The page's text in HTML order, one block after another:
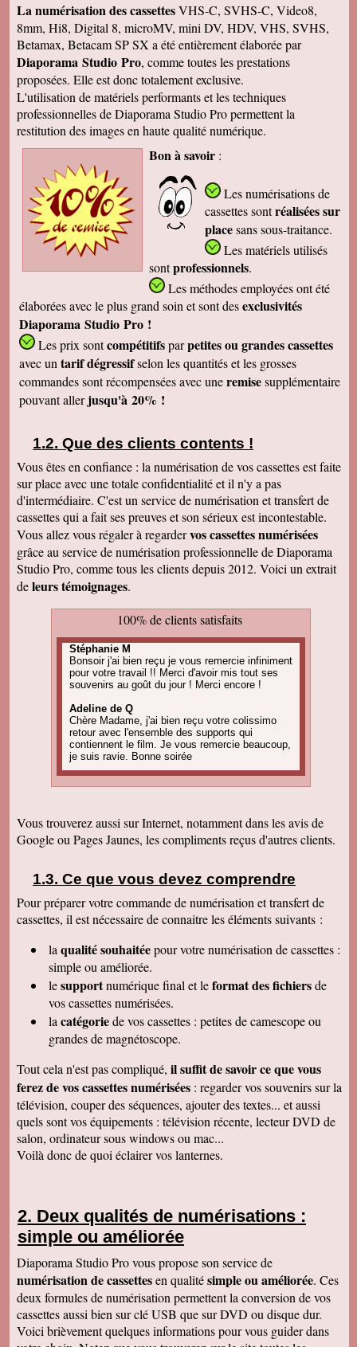
La numérisation des cassettesVHS-C, SVHS-C, Video8,
8mm, Hi8, Digital 8, microMV, mini DV, HDV, VHS, SVHS,
Betamax, Betacam SP SX a été entièrement élaborée par
Diaporama Studio Pro, comme toutes les prestations
proposées. Elle est donc totalement exclusive.
L'utilisation de matériels performants et les techniques
professionnelles de Diaporama Studio Pro permettent la
restitution des images en haute qualité numérique.
Bon à savoir :
Les numérisations de
cassettessontréalisées sur
placesans sous-traitance.
Les matériels utilisés
sontprofessionnels.
Les méthodes employéesont été
élaborées avec le plus grand soin et sont desexclusivités
Diaporama Studio Pro !
Les prix sontcompétitifsparpetitesou grandes cassettes
avec un tarif dégressifselon les quantités et les grosses
commandes sont récompensées avec uneremisesupplémentaire
pouvant allerjusqu'à 20% !
Que des clients contents !
Vous êtes en confiance : la numérisation de vos cassettes est faite
sur place avec une totale confidentialité et il n'y a pas
d'intermédiaire. C'est un service de numérisation et transfert de
cassettes qui a fait ses preuves et son sérieux est incontestable.
Vous allez vous régaler à regardervos cassettes numérisées
grâce au service de numérisation professionnelle de Diaporama
Studio Pro, comme tous les clients depuis 2012. Voici un extrait
deleurs témoignages.
100% de clients satisfaits
Stéphanie M
Bonsoir j'ai bien reçu je vous remercie infiniment
pour votre travail !! Merci d'avoir mis tout ses
souvenirs au goût du jour ! Merci encore !
Adeline de Q
Chère Madame, j'ai bien reçu votre colissimo
retour avec l'ensemble des supports qui
contiennent le film. Je vous remercie beaucoup,
je suis ravie. Bonne soirée
projets de commande, alors, sûrement à bientôt
! Cordialement
d'image est parfaite. Merci beaucoup
Nadine H
Bonjour, on a bien reçu le colis on vous
remercie beaucoup bonne journée
Christian R
Encore une belle expérience, comme la
première fois nous sommes ravis. Merci de
pouvoir nous faire revivre le passé Travail
raffiné, effectué consciencieusement , avec en
plus des délais et prix tout à fait corrects
À recommander sans hésitation
Les Alesiens
Bonjour, super ! Suite au super résultat de la
première cassette, mes grands-parents ont
décidé de toutes les faire pour pouvoir voir a
nouveau ces souvenirs sur la télé :)
Cordialement
Cécile M
Bonjour. Je viens de recevoir le colis et je suis
en train de regarder les films sur mon ordinateur.
Amandine L
Bonjour nous avons bien reçus les cassettes et
les vidéos sont supers ! Merci beaucoup
Cordialement,
Jean-Marie B
Colis bien reçu ça marche en direct sur la TV.
Merci beaucoup. Des amis vont vous contacter
de ma part. Bonne continuation
Alain L
Vous trouverez aussi sur Internet, notamment dans les avis de
Google ou Pages Jaunes, les compliments reçus d'autres clients.
Ce que vous devez comprendre
Pour préparer votre commande de numérisation et transfert de
cassettes, il est nécessaire de connaitre les éléments suivants :
la qualité souhaitéepour votre numérisation de cassettes :
simple ou améliorée.
lesupportnumérique final et leformat des fichiersde
vos cassettes numérisées.
la catégoriede vos cassettes : petites de camescope ou
grandes de magnétoscope.
Tout cela n'est pas compliqué, il suffit de savoir ce que vous
ferez de vos cassettes numérisées : regarder vos souvenirs sur la
télévision, couper des séquences, ajouter des textes... et aussi
quels sont vos équipements : télévision récente, lecteur DVD de
salon, ordinateur sous windows ou mac...
Voilà donc de quoi éclairer vos lanternes.
Deux qualités de numérisations :
simple ou améliorée
Diaporama Studio Pro vous propose son service de
numérisation de cassettesen qualitésimple ou améliorée. Ces
deux formules de numérisation permettent la conversion de vos
cassettes aussi bien sur clé USB que sur DVD ou disque dur.
Voici brièvement quelques informations pour vous guider dans